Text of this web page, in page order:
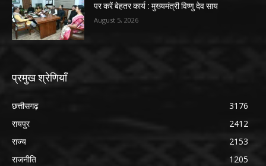
पर करें बेहतर कार्य : मुख्यमंत्री विष्णु देव साय
August 5, 2026
प्रमुख श्रेणियाँ
छत्तीसगढ़
3176
रायपुर
2412
राज्य
2153
राजनीति
1205